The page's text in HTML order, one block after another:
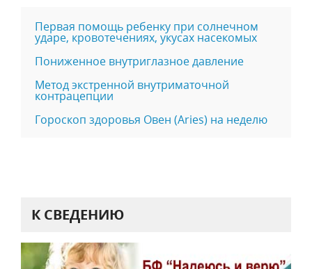
Первая помощь ребенку при солнечном
ударе, кровотечениях, укусах насекомых
Пониженное внутриглазное давление
Метод экстренной внутриматочной
контрацепции
Гороскоп здоровья Овен (Aries) на неделю
К СВЕДЕНИЮ